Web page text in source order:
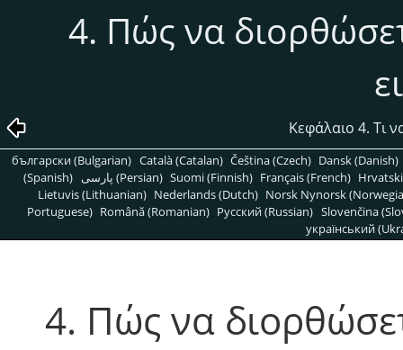
4. Πώς να
Κεφάλαιο 4. Τι
български (Bulgarian) Català (Catalan) Čeština (Czech) Dansk (Danish)
(Spanish)
پارسی (Persian) Suomi (Finnish) Français (French)
Lietuvis (Lithuanian) Nederlands (Dutch) Norsk Nynorsk
Portuguese) Română (Romanian) Pусский (Russian) Slovenčina
український
4. Πώς να